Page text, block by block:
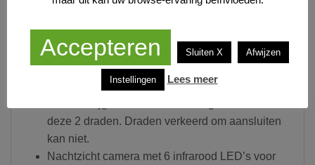
draden naar binnen naar de internet module.
Sluit die internet module aan op 220V en de
router met een netwerkkabel. Ga vervolgens
met een 2 draadskabel naar het scherm. Het
deze 2 draden. Draden verkeerd om aansluiten
kan niet.
Nachtzicht camera met 6 infrarood LED’s voor
Accepteren Sluiten X Afwijzen
Instellingen Lees meer